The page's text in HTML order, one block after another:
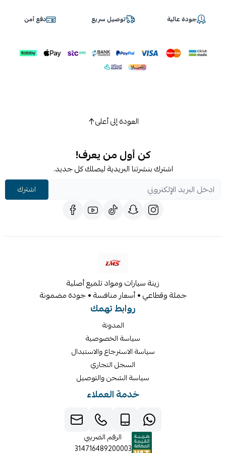
جودة عالية توصيل سريع دفع آمن
العودة إلى أعلى
كن أول من يعرف!
اشترك بنشرتنا البريدية ليصلك كل جديد.
اشترك
زينة سيارات ومواد تلميع أصلية
جملة وقطاعي • أسعار منافسة • جودة مضمونة
روابط تهمك
المدونة
سياسة الخصوصية
سياسة الاسترجاع والاستبدال
السجل التجاري
سياسة الشحن والتوصيل
خدمة العملاء
الرقم الضريبي
314716489200003